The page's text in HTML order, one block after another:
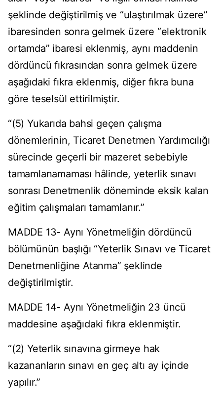
şeklinde değiştirilmiş ve “ulaştırılmak üzere”
ibaresinden sonra gelmek üzere “elektronik
ortamda” ibaresi eklenmiş, aynı maddenin
dördüncü fıkrasından sonra gelmek üzere
aşağıdaki fıkra eklenmiş, diğer fıkra buna
göre teselsül ettirilmiştir.
“(5) Yukarıda bahsi geçen çalışma
dönemlerinin, Ticaret Denetmen Yardımcılığı
sürecinde geçerli bir mazeret sebebiyle
tamamlanamaması hâlinde, yeterlik sınavı
sonrası Denetmenlik döneminde eksik kalan
eğitim çalışmaları tamamlanır.”
MADDE 13- Aynı Yönetmeliğin dördüncü
bölümünün başlığı “Yeterlik Sınavı ve Ticaret
Denetmenliğine Atanma” şeklinde
değiştirilmiştir.
MADDE 14- Aynı Yönetmeliğin 23 üncü
maddesine aşağıdaki fıkra eklenmiştir.
“(2) Yeterlik sınavına girmeye hak
kazananların sınavı en geç altı ay içinde
yapılır.”